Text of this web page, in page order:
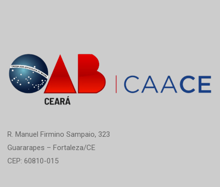
R. Manuel Firmino Sampaio, 323
Guararapes – Fortaleza/CE
CEP: 60810-015